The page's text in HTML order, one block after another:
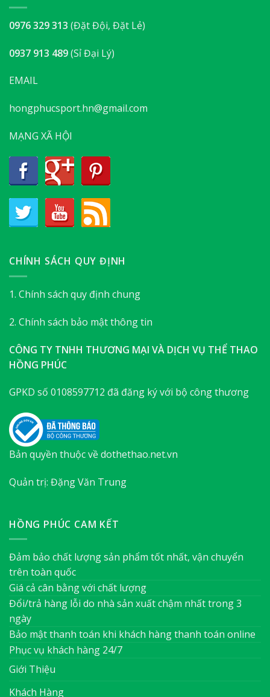
0976 329 313 (Đặt Đội, Đặt Lẻ)
0937 913 489(Sỉ Đại Lý)
EMAIL
hongphucsport.hn@gmail.com
MẠNG XÃ HỘI
CHÍNH SÁCH QUY ĐỊNH
1. Chính sách quy định chung
2. Chính sách bảo mật thông tin
CÔNG TY TNHH THƯƠNG MẠI VÀ DỊCH VỤ THỂ THAO
HỒNG PHÚC
GPKD số 0108597712 đã đăng ký với bộ công thương
Bản quyền thuộc về dothethao.net.vn
Quản trị: Đặng Văn Trung
HỒNG PHÚC CAM KẾT
Đảm bảo chất lượng sản phẩm tốt nhất, vận chuyển
trên toàn quốc
Giá cả cân bằng với chất lượng
Đổi/trả hàng lỗi do nhà sản xuất chậm nhất trong 3
ngày
Bảo mật thanh toán khi khách hàng thanh toán online
Phục vụ khách hàng 24/7
Giới Thiệu
Khách Hàng